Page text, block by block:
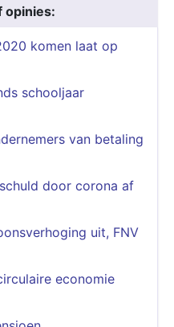
opinies:
komen laat op
schooljaar
van betaling
door corona af
uit, FNV
economie